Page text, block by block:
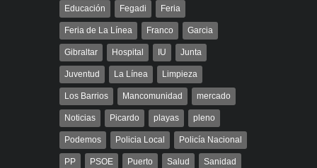
Educación Fegadi Feria
Feria de La Línea Franco Garcia
Gibraltar Hospital IU Junta
Juventud La Línea Limpieza
Los Barrios Mancomunidad mercado
Noticias Picardo playas pleno
Podemos Policia Local Policía Nacional
PP PSOE Puerto Salud Sanidad